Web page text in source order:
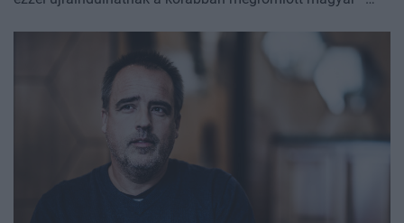
rendkívül gyorsan alakítja át az állami intézményeket,
Oroszországgal pedig továbbra is "pragmatikus" viszonyra
törekszik. Ez utóbbi fordulathoz hivatalba lépése óta